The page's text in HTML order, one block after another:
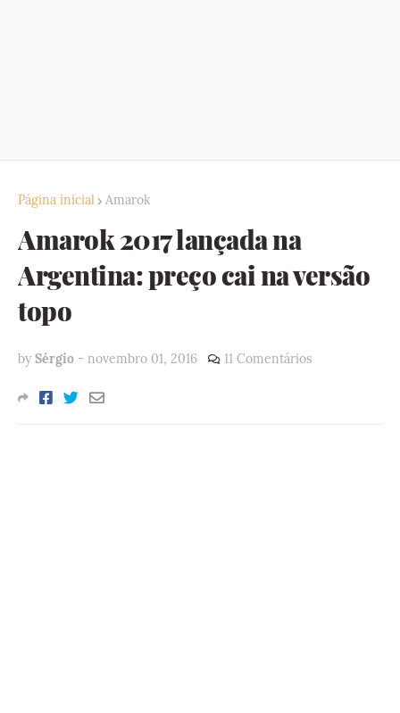
Página inicial Amarok
Amarok 2017 lançada na
Argentina: preço cai na versão
topo
by Sérgio - novembro 01, 2016 11 Comentários